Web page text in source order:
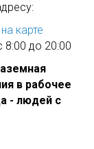
карте
8:00 до 20:00
в рабочее
- людей с